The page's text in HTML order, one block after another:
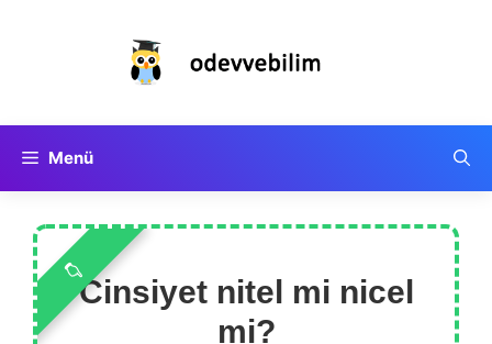
Menü
Cinsiyet nitel mi nicel
mi?